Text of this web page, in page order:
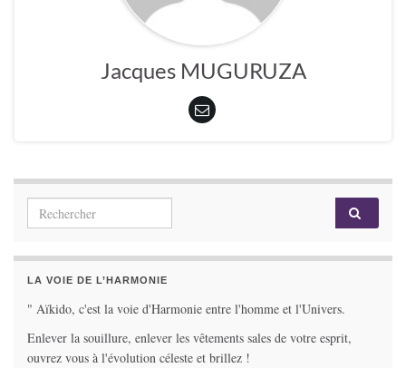
Jacques MUGURUZA
Search for:
LA VOIE DE L’HARMONIE
" Aïkido, c'est la voie d'Harmonie entre l'homme et l'Univers.
Enlever la souillure, enlever les vêtements sales de votre esprit,
ouvrez vous à l'évolution céleste et brillez !